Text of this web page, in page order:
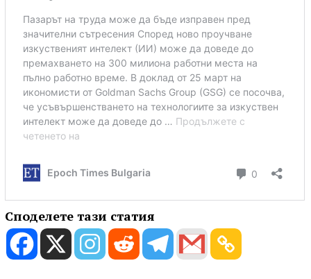
Споделете тази статия